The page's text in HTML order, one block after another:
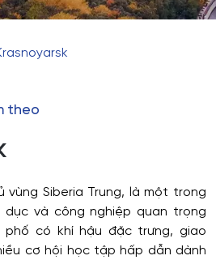
theo
vùng Siberia Trung, là một trong
và công nghiệp quan trọng
phố có khí hậu đặc trưng, giao
cơ hội học tập hấp dẫn dành